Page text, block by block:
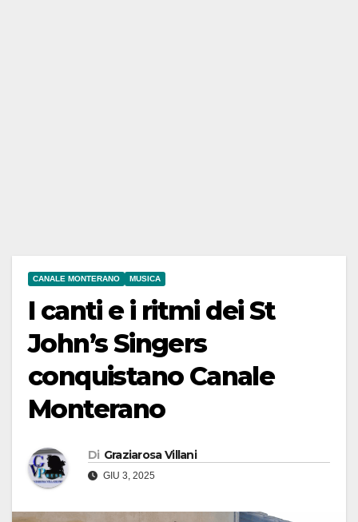
CANALE MONTERANO MUSICA
I canti e i ritmi dei St
John’s Singers
conquistano Canale
Monterano
Di Graziarosa Villani
GIU 3, 2025